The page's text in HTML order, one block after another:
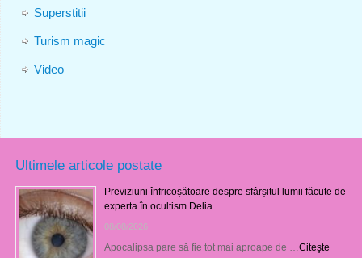
Superstitii
Turism magic
Video
Ultimele articole postate
Previziuni înfricoșătoare despre sfârșitul lumii făcute de
experta în ocultism Delia
08/08/2026
Apocalipsa pare să fie tot mai aproape de … Citeşte